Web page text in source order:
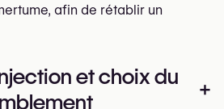
afin de rétablir un
et choix du
+